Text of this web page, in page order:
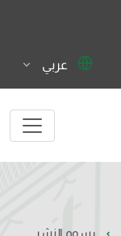
عربي
رسوم النشر